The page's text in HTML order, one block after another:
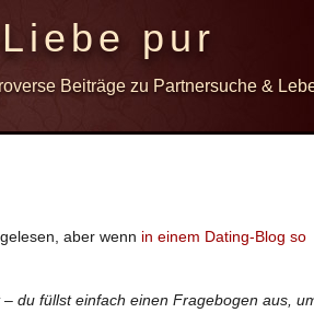
pur
Beiträge zu Partnersuche &
aber wenn in einem Dating-Blog so
du füllst einfach einen Fragebogen aus,